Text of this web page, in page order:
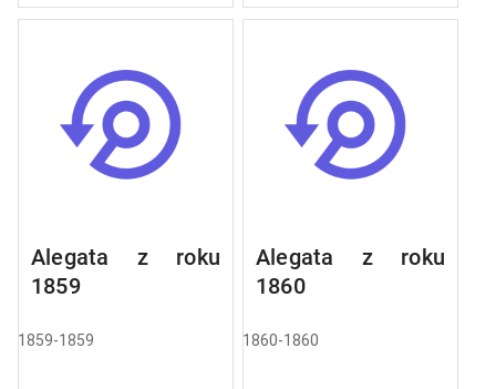
Alegata z roku
1859
1859-1859
Alegata z roku
1860
1860-1860